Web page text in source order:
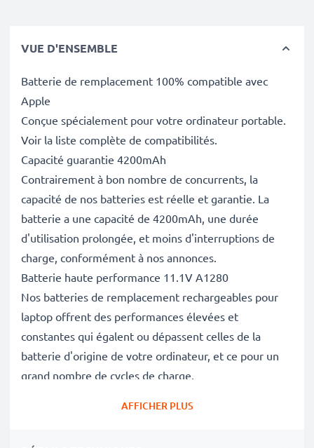
VUE D'ENSEMBLE
Batterie de remplacement 100% compatible avec
Apple
Conçue spécialement pour votre ordinateur portable.
Voir la liste complète de compatibilités.
Capacité guarantie 4200mAh
Contrairement à bon nombre de concurrents, la
capacité de nos batteries est réelle et garantie. La
batterie a une capacité de 4200mAh, une durée
d'utilisation prolongée, et moins d'interruptions de
charge, conformément à nos annonces.
Batterie haute performance 11.1V A1280
Nos batteries de remplacement rechargeables pour
laptop offrent des performances élevées et
constantes qui égalent ou dépassent celles de la
batterie d'origine de votre ordinateur, et ce pour un
grand nombre de cycles de charge.
AFFICHER PLUS